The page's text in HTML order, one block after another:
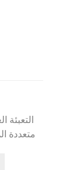
التعبئة